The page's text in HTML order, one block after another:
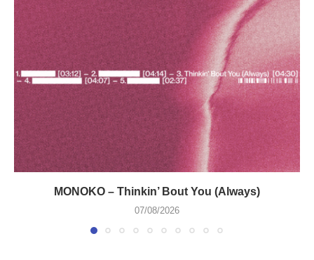
MONOKO – Thinkin’ Bout You (Always)
07/08/2026